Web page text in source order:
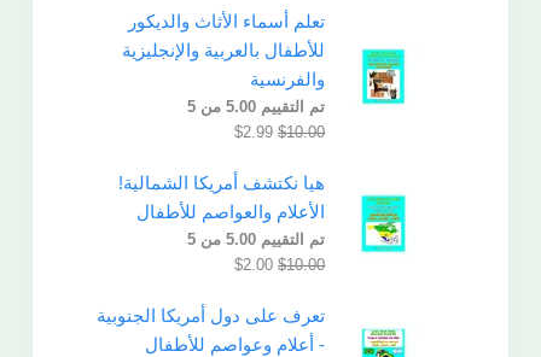
تعلم أسماء الأثاث والديكور
للأطفال بالعربية والإنجليزية
والفرنسية
تم التقييم 5.00من 5
$10.00
$2.99
هيا نكتشف أمريكا الشمالية!
الأعلام والعواصم للأطفال
تم التقييم 5.00من 5
$10.00
$2.00
تعرف على دول أمريكا الجنوبية
- أعلام وعواصم للأطفال